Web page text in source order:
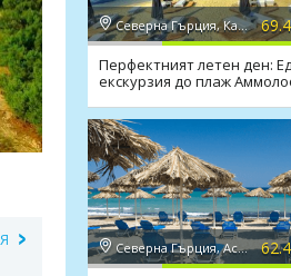
Северна Гърция, Кавала
Перфектният летен ден:
екскурзия до плаж
Северна Гърция, Аспровалта